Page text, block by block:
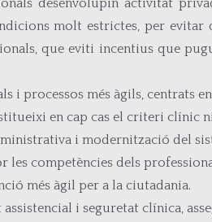
desenvolupin activitat
molt estrictes, per evitar
que eviti incentius que
i processos més àgils, centrats
en cap cas el criteri clínic
i modernització del
competències dels
més àgil per a la ciutadania.
i seguretat clínica,